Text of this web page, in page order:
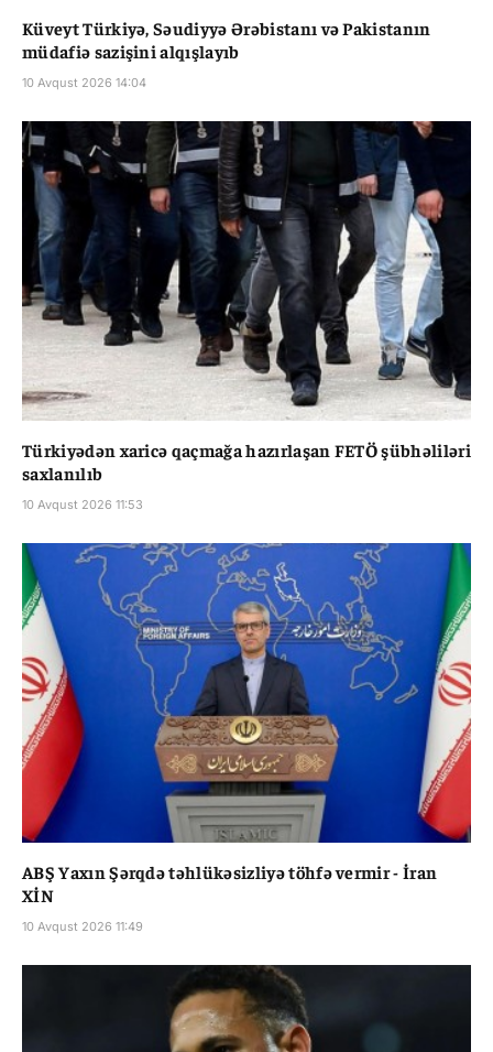
Küveyt Türkiyə, Səudiyyə Ərəbistanı və Pakistanın
müdafiə sazişini alqışlayıb
10 Avqust 2026 14:04
Türkiyədən xaricə qaçmağa hazırlaşan FETÖ şübhəliləri
saxlanılıb
10 Avqust 2026 11:53
ABŞ Yaxın Şərqdə təhlükəsizliyə töhfə vermir - İran
XİN
10 Avqust 2026 11:49